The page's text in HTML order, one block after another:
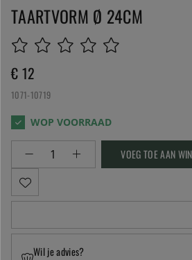
TAARTVORM Ø 24CM
€ 12
1071-10719
VOEG TOE AAN
Wil je advies?